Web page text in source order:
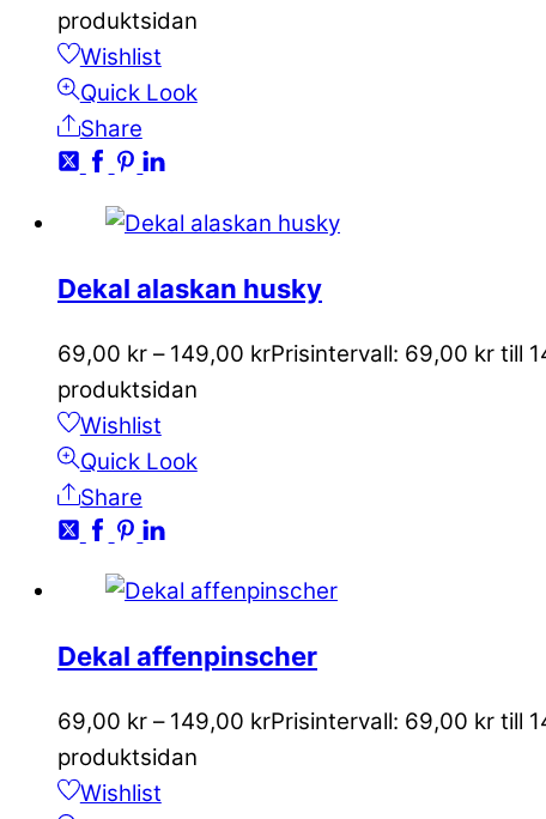
produktsidan
Wishlist
Quick Look
Share
Dekal alaskan husky
69,00 kr – 149,00 krPrisintervall: 69,00 kr till
produktsidan
Wishlist
Quick Look
Share
Dekal affenpinscher
69,00 kr – 149,00 krPrisintervall: 69,00 kr till
produktsidan
Wishlist